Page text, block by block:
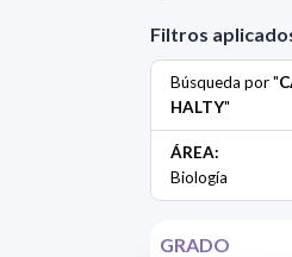
Filtros
Búsqueda por "
HALTY"
ÁREA:
Biología
GRADO